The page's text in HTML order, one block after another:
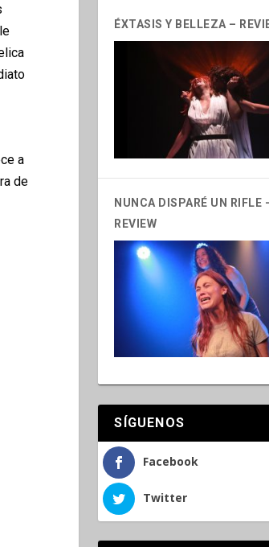
a
de
ÉXTASIS Y BELLEZA –
NUNCA DISPARÉ UN RIFLE
REVIEW
SÍGUENOS
Facebook
Twitter